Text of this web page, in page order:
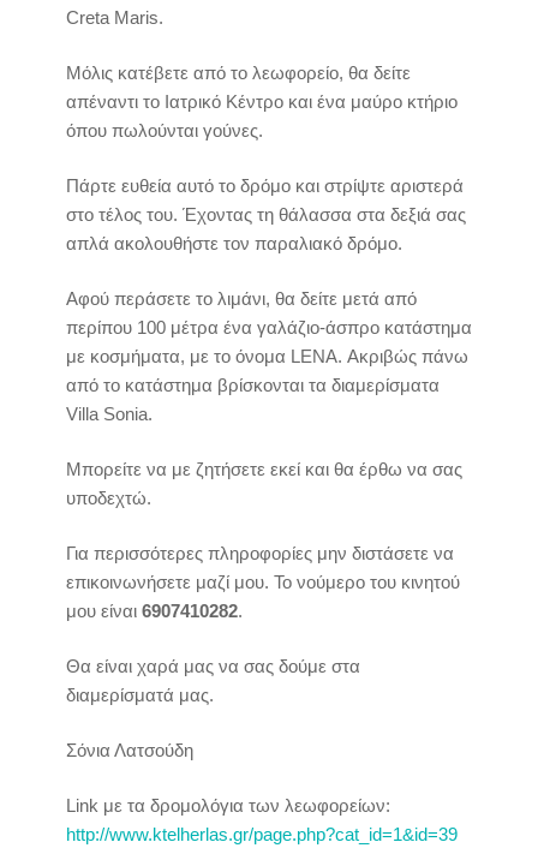
Creta Maris.
Μόλις κατέβετε από το λεωφορείο, θα δείτε
απέναντι το Ιατρικό Κέντρο και ένα μαύρο κτήριο
όπου πωλούνται γούνες.
Πάρτε ευθεία αυτό το δρόμο και στρίψτε αριστερά
στο τέλος του. Έχοντας τη θάλασσα στα δεξιά σας
απλά ακολουθήστε τον παραλιακό δρόμο.
Αφού περάσετε το λιμάνι, θα δείτε μετά από
περίπου 100 μέτρα ένα γαλάζιο-άσπρο κατάστημα
με κοσμήματα, με το όνομα LENA. Ακριβώς πάνω
από το κατάστημα βρίσκονται τα διαμερίσματα
Villa Sonia.
Μπορείτε να με ζητήσετε εκεί και θα έρθω να σας
υποδεχτώ.
Για περισσότερες πληροφορίες μην διστάσετε να
επικοινωνήσετε μαζί μου. Το νούμερο του κινητού
μου είναι 6907410282.
Θα είναι χαρά μας να σας δούμε στα
διαμερίσματά μας.
Σόνια Λατσούδη
Link με τα δρομολόγια των λεωφορείων:
http://www.ktelherlas.gr/page.php?cat_id=1&id=39